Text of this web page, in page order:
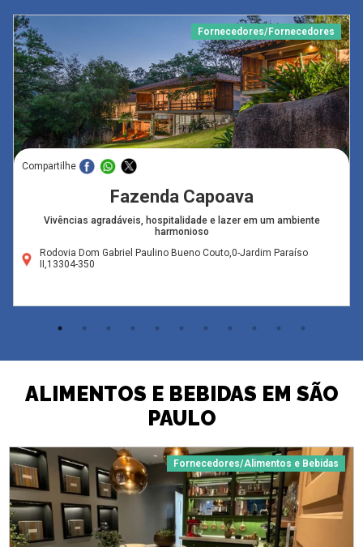
Fornecedores/Fornecedores
Compartilhe
Fazenda Capoava
Vivências agradáveis, hospitalidade e lazer em um ambiente
harmonioso
Rodovia Dom Gabriel Paulino Bueno Couto,0-Jardim Paraíso
II,13304-350
ALIMENTOS E BEBIDAS EM SÃO
PAULO
Fornecedores/Alimentos e Bebidas